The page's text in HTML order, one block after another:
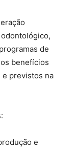
de
benefícios
e previstos na
e